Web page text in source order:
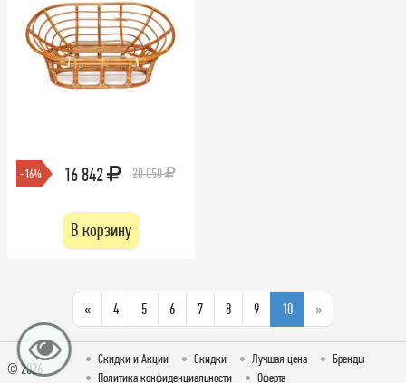
-16% 16 842 20 050
В корзину
« 4 5 6 7 8 9 10 »
© 2026
Скидки и Акции Скидки Лучшая цена
Бренды
Политика конфиденциальности
Оферта